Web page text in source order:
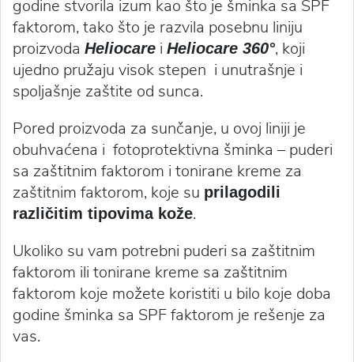
godine stvorila izum kao što je šminka sa SPF
faktorom, tako što je razvila posebnu liniju
proizvoda Heliocare i Heliocare 360°, koji
ujedno pružaju visok stepen i unutrašnje i
spoljašnje zaštite od sunca.
Pored proizvoda za sunčanje, u ovoj liniji je
obuhvaćena i fotoprotektivna šminka – puderi
sa zaštitnim faktorom i tonirane kreme za
zaštitnim faktorom, koje su prilagodili
različitim tipovima kože.
Ukoliko su vam potrebni puderi sa zaštitnim
faktorom ili tonirane kreme sa zaštitnim
faktorom koje možete koristiti u bilo koje doba
godine šminka sa SPF faktorom je rešenje za
vas.